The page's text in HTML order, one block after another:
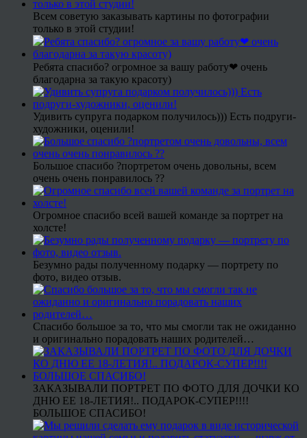
Всем советую заказывать картины по фотографии
только в этой студии!
Ребята спасибо? огромное за вашу работу❤ очень
благодарна за такую красоту)
Удивить супруга подарком получилось))) Есть подруги-
художники, оценили!
Большое спасибо ?портретом очень довольны, всем
очень очень понравилось ??
Огромное спасибо всей вашей команде за портрет на
холсте!
Безумно рады полученному подарку — портрету по
фото, видео отзыв.
Спасибо большое за то, что мы смогли так не ожиданно
и оригинально порадовать наших родителей…
ЗАКАЗЫВАЛИ ПОРТРЕТ ПО ФОТО ДЛЯ ДОЧКИ КО
ДНЮ ЕЕ 18-ЛЕТИЯ!.. ПОДАРОК-СУПЕР!!!!
БОЛЬШОЕ СПАСИБО!